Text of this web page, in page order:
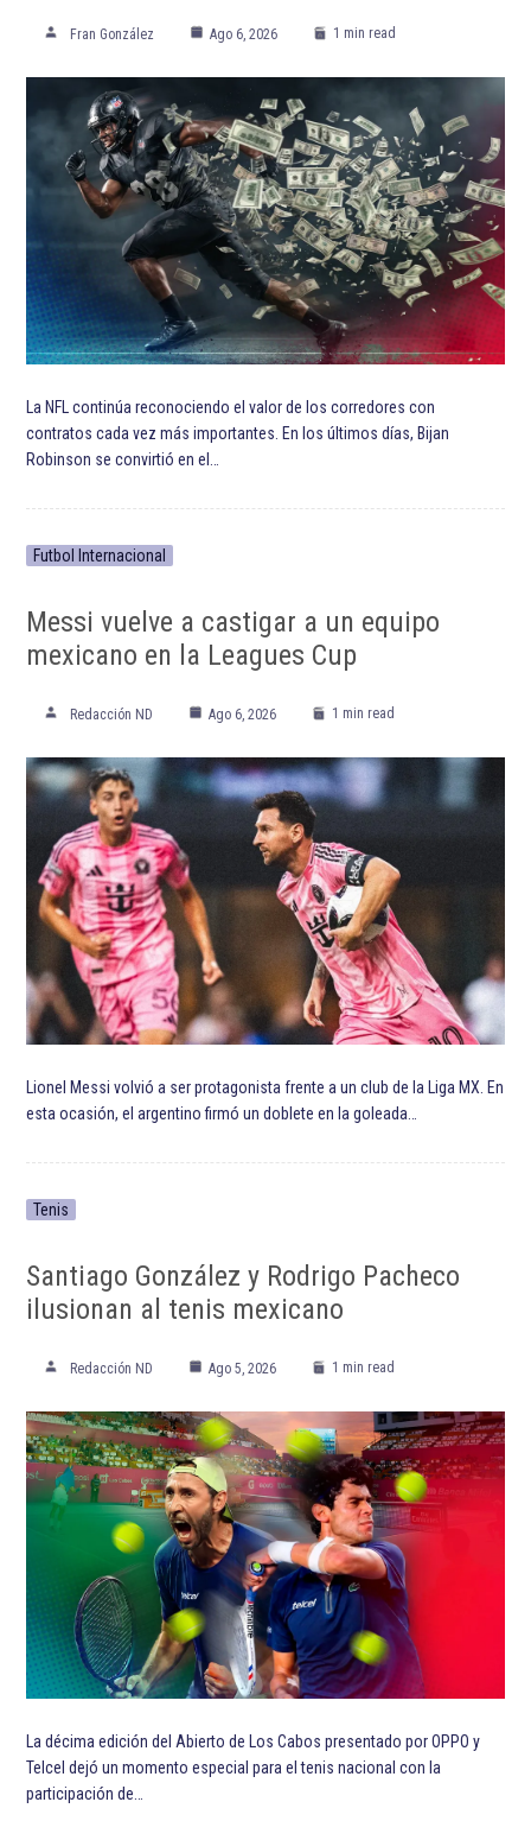
Fran González Ago 6, 2026 1 min read
La NFL continúa reconociendo el valor de los corredores con
contratos cada vez más importantes. En los últimos días, Bijan
Robinson se convirtió en el…
Futbol Internacional
Messi vuelve a castigar a un equipo
mexicano en la Leagues Cup
Redacción ND Ago 6, 2026 1 min read
Lionel Messi volvió a ser protagonista frente a un club de la Liga MX. En
esta ocasión, el argentino firmó un doblete en la goleada…
Tenis
Santiago González y Rodrigo Pacheco
ilusionan al tenis mexicano
Redacción ND Ago 5, 2026 1 min read
La décima edición del Abierto de Los Cabos presentado por OPPO y
Telcel dejó un momento especial para el tenis nacional con la
participación de…